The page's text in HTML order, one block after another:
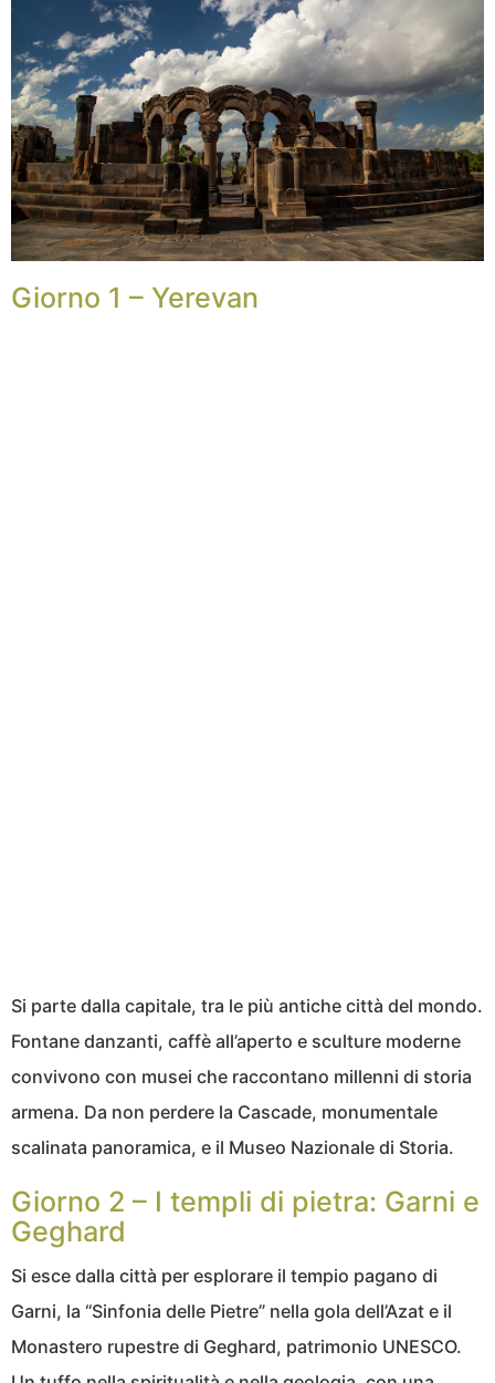
Giorno 1 – Yerevan
Si parte dalla capitale, tra le più antiche città del mondo.
Fontane danzanti, caffè all’aperto e sculture moderne
convivono con musei che raccontano millenni di storia
armena. Da non perdere la Cascade, monumentale
scalinata panoramica, e il Museo Nazionale di Storia.
Giorno 2 – I templi di pietra: Garni e
Geghard
Si esce dalla città per esplorare il tempio pagano di
Garni, la “Sinfonia delle Pietre” nella gola dell’Azat e il
Monastero rupestre di Geghard, patrimonio UNESCO.